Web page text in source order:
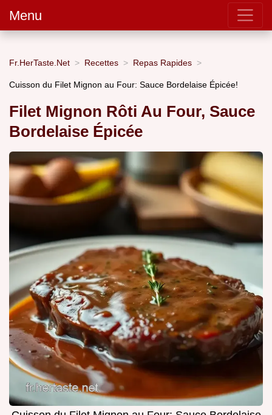
Menu
Fr.HerTaste.Net Recettes Repas Rapides
Cuisson du Filet Mignon au Four: Sauce Bordelaise Épicée!
Filet Mignon Rôti Au Four, Sauce
Bordelaise Épicée